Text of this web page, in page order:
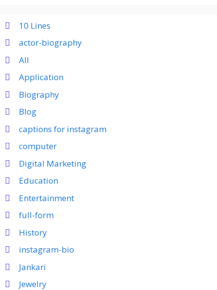
10 Lines
actor-biography
All
Application
Biography
Blog
captions for instagram
computer
Digital Marketing
Education
Entertainment
full-form
History
instagram-bio
Jankari
Jewelry